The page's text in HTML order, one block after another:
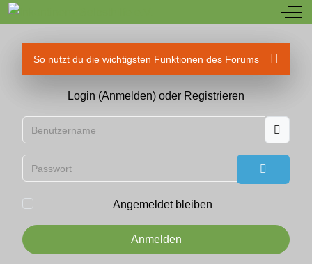
Off-
So nutzt du die wichtigsten Funktionen des Forums
Login (Anmelden) oder Registrieren
Benutzername
Passwort
Passwort
Angemeldet bleiben
Anmelden